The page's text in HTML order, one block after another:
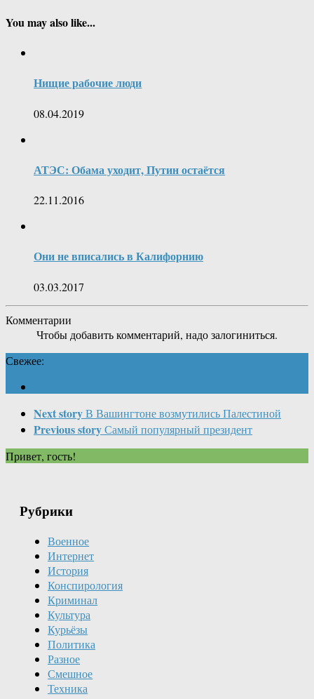
You may also like...
Нищие рабочие люди
08.04.2019
АТЭС: Обама уходит, Путин остаётся
22.11.2016
Они не вписались в Калифорнию
03.03.2017
Комментарии
Чтобы добавить комментарий, надо залогиниться.
Свежее:
Next storyВ Вашингтоне возмутились Палестиной
Previous storyСамый популярный президент
Привет, гость!
Рубрики
Военное
Интернет
История
Конспирология
Криминал
Культура
Курьёзы
Политика
Разное
Смешное
Техника